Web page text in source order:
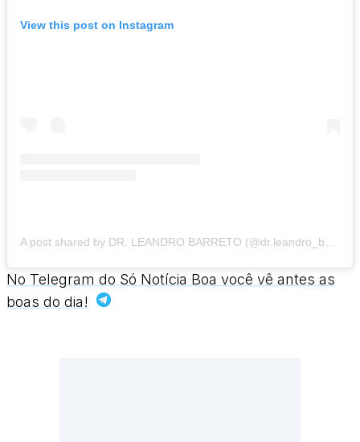
View this post on Instagram
No Telegram do Só Notícia Boa você vê antes as
boas do dia!